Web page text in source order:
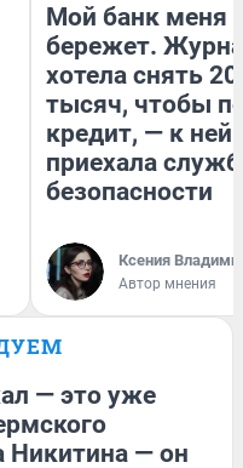
Мой банк меня
бережет.
хотела снять
тысяч, чтобы
кредит, — к
приехала
безопасности
Ксения
Автор мнения
— это уже
Никитина — он